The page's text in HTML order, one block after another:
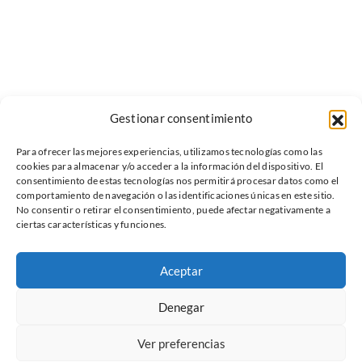
Gestionar consentimiento
Para ofrecer las mejores experiencias, utilizamos tecnologías como las
cookies para almacenar y/o acceder a la información del dispositivo. El
consentimiento de estas tecnologías nos permitirá procesar datos como el
comportamiento de navegación o las identificaciones únicas en este sitio.
No consentir o retirar el consentimiento, puede afectar negativamente a
ciertas características y funciones.
Aceptar
Denegar
Ver preferencias